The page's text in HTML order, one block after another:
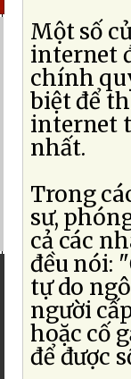
Một số
internet
chính
biệt để
internet
nhất.
Trong
sư,
cả các
đều nói:
tự do
người
hoặc cố
để được